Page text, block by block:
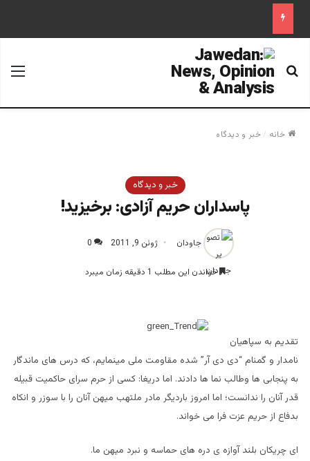
جستجو برای
خانه /خبر و دیدگاه
خبر و دیدگاه
پاسداران حریم آزادی: برخیزید!
جاودان ژوئن 9, 2011 0
خواندن این مطلب 1 دقیقه زمان میبرد
تقدیم به سپاهیان
نامدار و گمنام “دی دی آر” شده مقاومت ملی مینمایم، که درس های ماندگار
به پنجابی ها وطالب نما ها دادند. اما دریغا: کسی از حرم سرای حاکمیت قبیله
قدر آنان را ندانست؛ اما امروز باردیگر مادر ملتهب میهن آنان را با سوزر و انکاه
بدفاع از حریم عزت فرا می خواند.
ای چریکان بلند آوازه ی دره های حماسه و نبرد میهن ما.